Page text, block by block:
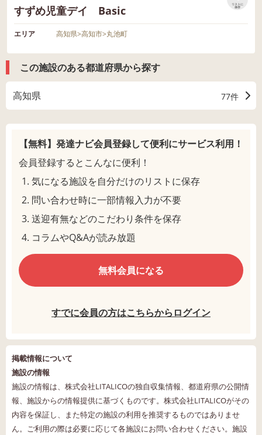
すずめ児童デイ Basic
リストに
保存
エリア 高知県>高知市>丸池町
この施設のある都道府県から探す
高知県 77件
【無料】発達ナビ会員登録して便利にサービス利用！
会員登録するとこんなに便利！
気になる施設を自分だけのリストに保存
問い合わせ時に一部情報入力が不要
送迎有無などのこだわり条件を保存
コラムやQ&Aが読み放題
無料会員になる
すでに会員の方はこちらからログイン
掲載情報について
施設の情報
施設の情報は、株式会社LITALICOの独自収集情報、都道府県の公開情
報、施設からの情報提供に基づくものです。株式会社LITALICOがその
内容を保証し、また特定の施設の利用を推奨するものではありませ
ん。ご利用の際は必要に応じて各施設にお問い合わせください。施設